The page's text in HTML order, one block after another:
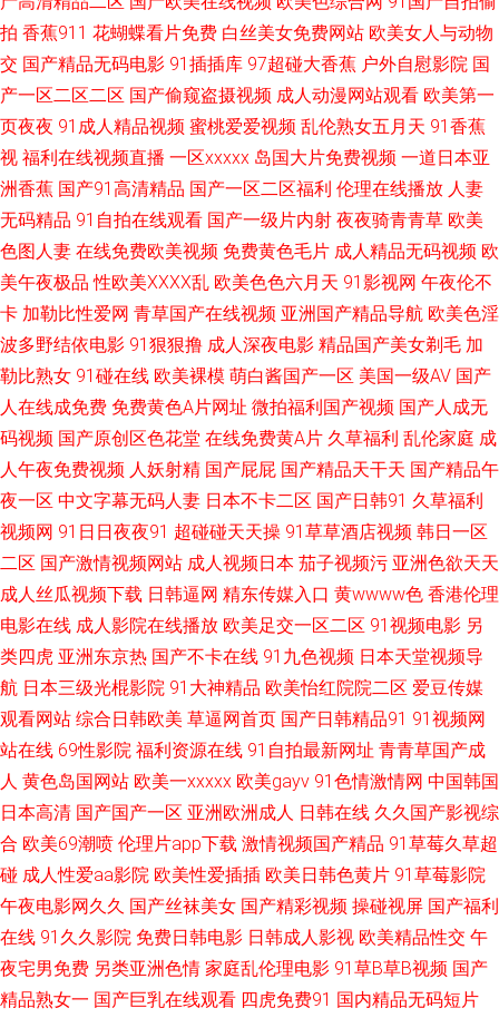
子污视频app 中文字幕在线不卡 九九精品国 成全电影大全免费观看完整版
水蜜桃在线观看网站 国产一区二区不卡短视频 尤物国产在线一区视频 全能
影视在线观看 福利社区导航 日韩婬乱a一级 97综合 乱子伦一区二区三区 一
个人免费看hd视频 国产在线视频一区二区 十九岁在 成全电影免费高清 欧美
黑人又大 中文字幕婷婷 韩国av永久免费 午夜深情在线观看免费 大香蕉A片
色色资源网 把女人弄爽特黄a 欧美性色黄在 区观看播放 91午夜国产在线观
看 蜜桃视频成人 伊人青青草大香蕉 国产愉色精品在线观看 丝瓜视频色版免
费观看 大香蕉狼友网 琪琪电影网伦理片韩国 8090在线视频直播 欧美情色图
文 久草超碰97在线 后入丝袜大屁股 中文字幕日韩亚洲85 蜜桃视频a 91竹菊
国产 青青草一级色网站 变态AV导航网 日本AⅤ网址 超碰99丝袜诱惑 日韩午
夜免 国产86精选 手机看片91精品一区 国产黄站 午夜有码 国产伊人色 亚洲
天天干 久草av电影 最新电影观看不卡网站 天天影视亚洲欧美 国产亚洲自拍
午夜影院毛片 电视剧大全免 日韩精品首页 99精品在这里 免费视频在 亚洲无
人区码suv 国产女大免费网站 婷婷五月天网 大渔直播 平泉房产网 2018日韩
朝吹一本到 理论片电影网 亚洲精品制服丝袜四区 国产另类ts人 日韩美女在
成人看片网站 欧美专区自拍 91www在线 精品在线视频免 学长边洗澡边把我
国产精品成人一区二区 日韩欧美综合网 99色色网 嗯啊国产视频 中文字幕超
拍 香蕉911 花蝴蝶看片免费 白丝美女免费网站 欧美女人与动物
交 国产精品无码电影 91插插库 97超碰大香蕉 户外自慰影院 国
产一区二区二区 国产偷窥盗摄视频 成人动漫网站观看 欧美第一
页夜夜 91成人精品视频 蜜桃爱爱视频 乱伦熟女五月天 91香蕉
视 福利在线视频直播 一区xxxxx 岛国大片免费视频 一道日本亚
洲香蕉 国产91高清精品 国产一区二区福利 伦理在线播放 人妻
无码精品 91自拍在线观看 国产一级片内射 夜夜骑青青草 欧美
色图人妻 在线免费欧美视频 免费黄色毛片 成人精品无码视频 欧
美午夜极品 性欧美ⅩⅩⅩⅩ乱 欧美色色六月天 91影视网 午夜伦不
卡 加勒比性爱网 青草国产在线视频 亚洲国产精品导航 欧美色淫
波多野结依电影 91狠狠撸 成人深夜电影 精品国产美女剃毛 加
勒比熟女 91碰在线 欧美裸模 萌白酱国产一区 美国一级AV 国产
人在线成免费 免费黄色A片网址 微拍福利国产视频 国产人成无
码视频 国产原创区色花堂 在线免费黄A片 久草福利 乱伦家庭 成
人午夜免费视频 人妖射精 国产屁屁 国产精品天干天 国产精品午
夜一区 中文字幕无码人妻 日本不卡二区 国产日韩91 久草福利
视频网 91日日夜夜91 超碰碰天天操 91草草酒店视频 韩日一区
二区 国产激情视频网站 成人视频日本 茄子视频污 亚洲色欲天天
成人丝瓜视频下载 日韩逼网 精东传媒入口 黄wwww色 香港伦理
电影在线 成人影院在线播放 欧美足交一区二区 91视频电影 另
类四虎 亚洲东京热 国产不卡在线 91九色视频 日本天堂视频导
航 日本三级光棍影院 91大神精品 欧美怡红院院二区 爱豆传媒
观看网站 综合日韩欧美 草逼网首页 国产日韩精品91 91视频网
站在线 69性影院 福利资源在线 91自拍最新网址 青青草国产成
人 黄色岛国网站 欧美一xxxxx 欧美gayv 91色情激情网 中国韩国
日本高清 国产国产一区 亚洲欧洲成人 日韩在线 久久国产影视综
合 欧美69潮喷 伦理片app下载 激情视频国产精品 91草莓久草超
碰 成人性爱aa影院 欧美性爱插插 欧美日韩色黄片 91草莓影院
午夜电影网久久 国产丝袜美女 国产精彩视频 操碰视屏 国产福利
在线 91久久影院 免费日韩电影 日韩成人影视 欧美精品性交 午
夜宅男免费 另类亚洲色情 家庭乱伦理电影 91草B草B视频 国产
精品熟女一 国产巨乳在线观看 四虎免费91 国内精品无码短片